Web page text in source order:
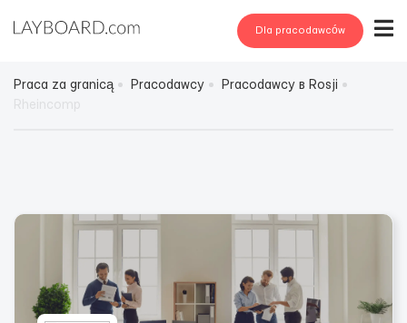
Dla pracodawców
Praca za granicą Pracodawcy
Pracodawcy в Rosji